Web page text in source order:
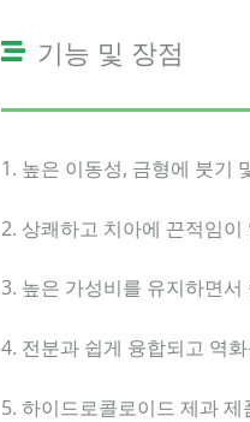
기능 및 장점
1. 높은 이동성, 금형에 붓기
2. 상쾌하고 치아에 끈적임
3. 높은 가성비를 유지하면
4. 전분과 쉽게 융합되고 역
5. 하이드로콜로이드 제과